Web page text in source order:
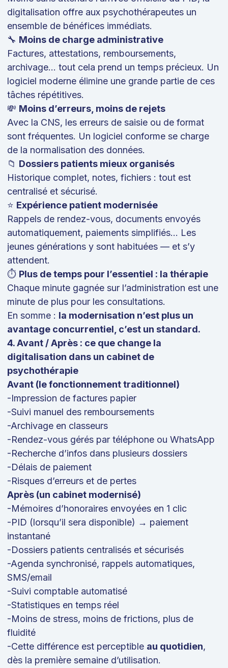
digitalisation offre aux psychothérapeutes un
ensemble de bénéfices immédiats.
🔧 Moins de charge administrative
Factures, attestations, remboursements,
archivage… tout cela prend un temps précieux. Un
logiciel moderne élimine une grande partie de ces
tâches répétitives.
💸 Moins d’erreurs, moins de rejets
Avec la CNS, les erreurs de saisie ou de format
sont fréquentes. Un logiciel conforme se charge
de la normalisation des données.
📁 Dossiers patients mieux organisés
Historique complet, notes, fichiers : tout est
centralisé et sécurisé.
⭐ Expérience patient modernisée
Rappels de rendez-vous, documents envoyés
automatiquement, paiements simplifiés… Les
jeunes générations y sont habituées — et s’y
attendent.
⏱️ Plus de temps pour l’essentiel : la thérapie
Chaque minute gagnée sur l’administration est une
minute de plus pour les consultations.
En somme : la modernisation n’est plus un
avantage concurrentiel, c’est un standard.
4. Avant / Après : ce que change la
digitalisation dans un cabinet de
psychothérapie
Avant (le fonctionnement traditionnel)
-Impression de factures papier
-Suivi manuel des remboursements
-Archivage en classeurs
-Rendez-vous gérés par téléphone ou WhatsApp
-Recherche d’infos dans plusieurs dossiers
-Délais de paiement
-Risques d’erreurs et de pertes
Après (un cabinet modernisé)
-Mémoires d’honoraires envoyées en 1 clic
-PID (lorsqu’il sera disponible) → paiement
instantané
-Dossiers patients centralisés et sécurisés
-Agenda synchronisé, rappels automatiques,
SMS/email
-Suivi comptable automatisé
-Statistiques en temps réel
-Moins de stress, moins de frictions, plus de
fluidité
-Cette différence est perceptible au quotidien,
dès la première semaine d’utilisation.